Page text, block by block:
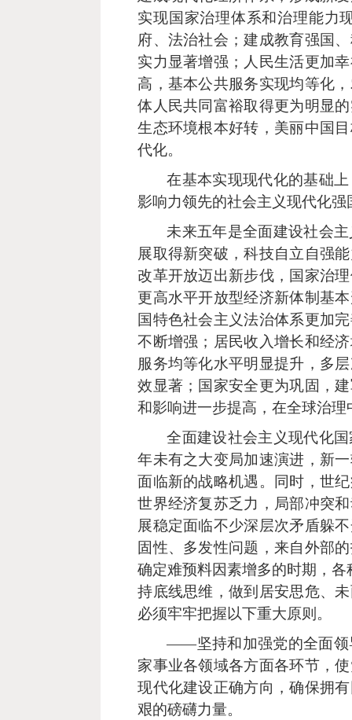
实现国家治理体系和治理能力
府、法治社会；建成教育强国
实力显著增强；人民生活更加
高，基本公共服务实现均等化
体人民共同富裕取得更为明显
生态环境根本好转，美丽中国
代化。
在基本实现现代化的基础
影响力领先的社会主义现代化强
未来五年是全面建设社会
展取得新突破，科技自立自强
改革开放迈出新步伐，国家治
更高水平开放型经济新体制基
国特色社会主义法治体系更加
不断增强；居民收入增长和经
服务均等化水平明显提升，多
效显著；国家安全更为巩固，
和影响进一步提高，在全球治
全面建设社会主义现代化
年未有之大变局加速演进，新
面临新的战略机遇。同时，世
世界经济复苏乏力，局部冲突
展稳定面临不少深层次矛盾躲
固性、多发性问题，来自外部
确定难预料因素增多的时期，各
持底线思维，做到居安思危、
必须牢牢把握以下重大原则。
——坚持和加强党的全面领
家事业各领域各方面各环节，
现代化建设正确方向，确保拥
艰的磅礴力量。